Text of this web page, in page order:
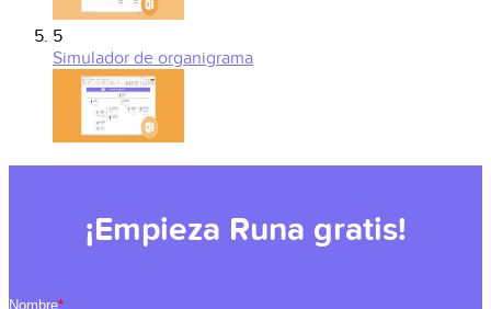
5
Simulador de organigrama
¡Empieza Runa gratis!